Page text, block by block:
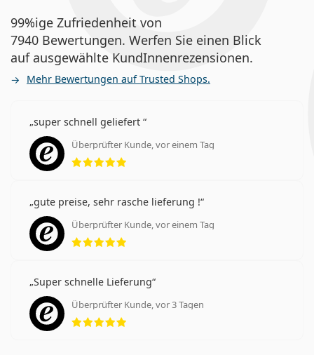
99%ige Zufriedenheit von
7940 Bewertungen. Werfen Sie einen Blick
auf ausgewählte KundInnenrezensionen.
Mehr Bewertungen auf Trusted Shops.
super schnell geliefert
Überprüfter Kunde, vor einem Tag
Bewertung 5 aus 5
gute preise, sehr rasche lieferung !
Überprüfter Kunde, vor einem Tag
Bewertung 5 aus 5
Super schnelle Lieferung
Überprüfter Kunde, vor 3 Tagen
Bewertung 5 aus 5